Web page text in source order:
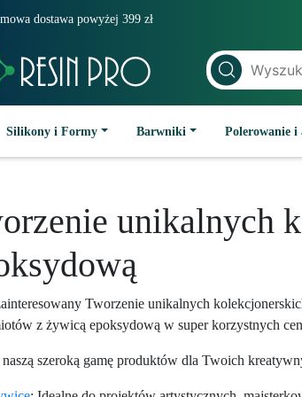
dostawa powyżej 399 zł
Silikony i Formy Barwniki Polerowanie i
unikalnych
Tworzenie unikalnych
z żywicą epoksydową w super korzystnych
szeroką gamę produktów dla Twoich